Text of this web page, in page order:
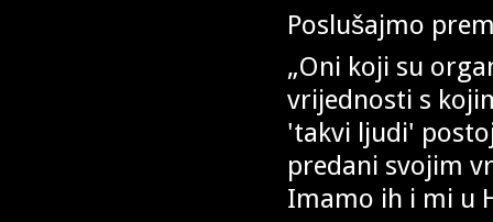
Poslušajmo
„Oni koji su
vrijednosti s
'takvi ljudi'
predani svojim
Imamo ih i mi u